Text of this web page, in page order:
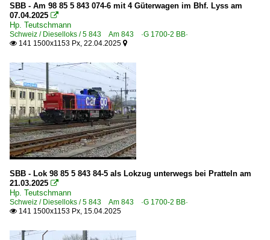
SBB - Am 98 85 5 843 074-6 mit 4 Güterwagen im Bhf. Lyss am
07.04.2025 
Hp. Teutschmann
Schweiz / Dieselloks / 5 843 Am 843 ·G 1700-2 BB·
 141 1500x1153 Px, 22.04.2025 
SBB - Lok 98 85 5 843 84-5 als Lokzug unterwegs bei Pratteln am
21.03.2025 
Hp. Teutschmann
Schweiz / Dieselloks / 5 843 Am 843 ·G 1700-2 BB·
 141 1500x1153 Px, 15.04.2025